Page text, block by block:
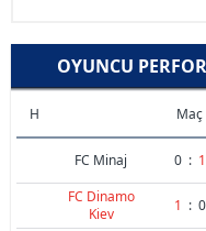
OYUNCU
H Maç
FC Minaj 0 : 1
FC Dinamo
Kiev
1 : 0